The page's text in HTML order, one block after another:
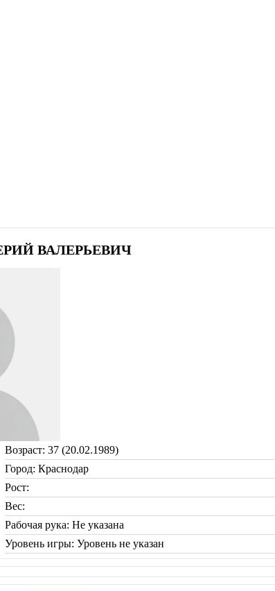
ВАЛЕРЬЕВИЧ
Возраст: 37 (20.02.1989)
Город: Краснодар
Рост:
Вес:
Рабочая рука: Не указана
Уровень игры: Уровень не указан